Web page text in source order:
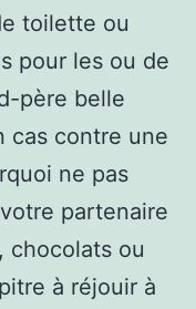
toilette ou
pour les ou de
père belle
cas contre une
ne pas
partenaire
chocolats ou
à réjouir à